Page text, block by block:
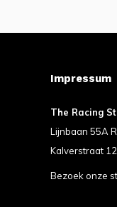
Impressum
The Racing
Lijnbaan 55A
Kalverstraat
Bezoek onze